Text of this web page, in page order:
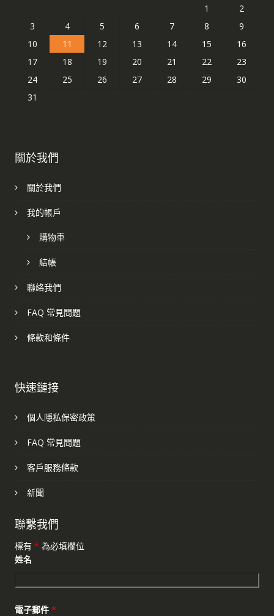
1
2
3
4 5 6 7 8
9
10
11 12 13 14 15
16
17
18 19 20 21 22
23
24
25 26 27 28 29
30
31
關於我們
關於我們
我的帳戶
購物車
結帳
聯絡我們
FAQ 常見問題
條款和條件
快速鏈接
個人隱私保密政策
FAQ 常見問題
客戶服務條款
新聞
聯繫我們
標有 * 為必填欄位
姓名
電子郵件 *